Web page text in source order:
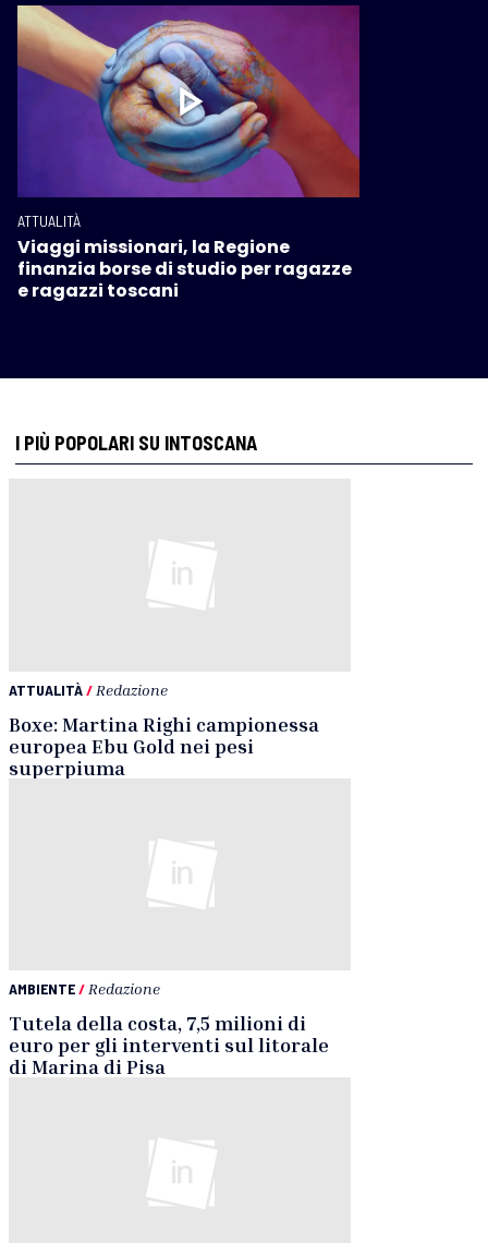
ATTUALITÀ
Viaggi missionari, la Regione
finanzia borse di studio per ragazze
e ragazzi toscani
I PIÙ POPOLARI SU INTOSCANA
ATTUALITÀ/ Redazione
Boxe: Martina Righi campionessa
europea Ebu Gold nei pesi
superpiuma
AMBIENTE/ Redazione
Tutela della costa, 7,5 milioni di
euro per gli interventi sul litorale
di Marina di Pisa